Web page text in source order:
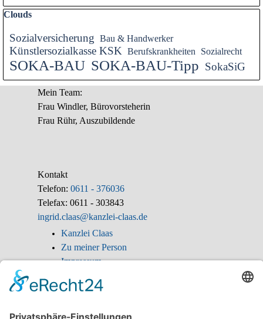
Block überspringen Clouds
Clouds
Sozialversicherung Bau & Handwerker
Künstlersozialkasse KSK Berufskrankheiten Sozialrecht
SOKA-BAU SOKA-BAU-Tipp SokaSiG
Mein Team:
Frau Windler, Bürovorsteherin
Frau Rühr, Auszubildende
Kontakt
Telefon: 0611 - 376036
Telefax: 0611 - 303843
ingrid.claas@kanzlei-claas.de
Kanzlei Claas
Zu meiner Person
Impressum
Ingrid Claas